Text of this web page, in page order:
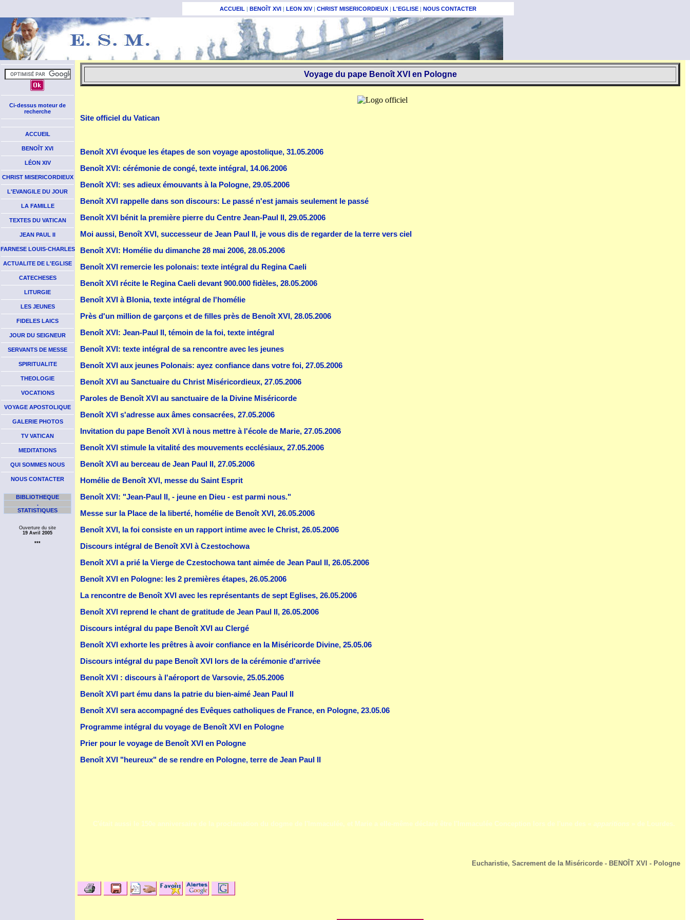
ACCUEIL | BENOÎT XVI | LEON XIV| CHRIST MISERICORDIEUX | L'EGLISE | NOUS CONTACTER
Ci-dessus moteur de
recherche
ACCUEIL
BENOÎT XVI
LÉON XIV
CHRIST MISERICORDIEUX
L'EVANGILE DU JOUR
LA FAMILLE
TEXTES DU VATICAN
JEAN PAUL II
FARNESE LOUIS-CHARLES
ACTUALITE DE L'EGLISE
CATECHESES
LITURGIE
LES JEUNES
FIDELES LAICS
JOUR DU SEIGNEUR
SERVANTS DE MESSE
SPIRITUALITE
THEOLOGIE
VOCATIONS
VOYAGE APOSTOLIQUE
GALERIE PHOTOS
TV VATICAN
MEDITATIONS
QUI SOMMES NOUS
NOUS CONTACTER
BIBLIOTHEQUE
.
STATISTIQUES
Ouverture du site
19 Avril 2005
***
Voyage du pape Benoît XVI en Pologne
Site officiel du Vatican
Benoît XVI évoque les étapes de son voyage apostolique, 31.05.2006
Benoît XVI: cérémonie de congé, texte intégral, 14.06.2006
Benoît XVI: ses adieux émouvants à la Pologne, 29.05.2006
Benoît XVI rappelle dans son discours: Le passé n'est jamais seulement le passé
Benoît XVI bénit la première pierre du Centre Jean-Paul II, 29.05.2006
Moi aussi, Benoît XVI, successeur de Jean Paul II, je vous dis de regarder de la terre vers ciel
Benoît XVI: Homélie du dimanche 28 mai 2006, 28.05.2006
Benoît XVI remercie les polonais: texte intégral du Regina Caeli
Benoît XVI récite le Regina Caeli devant 900.000 fidèles, 28.05.2006
Benoît XVI à Blonia, texte intégral de l'homélie
Près d'un million de garçons et de filles près de Benoît XVI, 28.05.2006
Benoît XVI: Jean-Paul II, témoin de la foi, texte intégral
Benoît XVI: texte intégral de sa rencontre avec les jeunes
Benoît XVI aux jeunes Polonais: ayez confiance dans votre foi, 27.05.2006
Benoît XVI au Sanctuaire du Christ Miséricordieux, 27.05.2006
Paroles de Benoît XVI au sanctuaire de la Divine Miséricorde
Benoît XVI s'adresse aux âmes consacrées, 27.05.2006
Invitation du pape Benoît XVI à nous mettre à l'école de Marie, 27.05.2006
Benoît XVI stimule la vitalité des mouvements ecclésiaux, 27.05.2006
Benoît XVI au berceau de Jean Paul II, 27.05.2006
Homélie de Benoît XVI, messe du Saint Esprit
Benoît XVI: "Jean-Paul II, - jeune en Dieu - est parmi nous."
Messe sur la Place de la liberté, homélie de Benoît XVI, 26.05.2006
Benoît XVI, la foi consiste en un rapport intime avec le Christ, 26.05.2006
Discours intégral de Benoît XVI à Czestochowa
Benoît XVI a prié la Vierge de Czestochowa tant aimée de Jean Paul II, 26.05.2006
Benoît XVI en Pologne: les 2 premières étapes, 26.05.2006
La rencontre de Benoît XVI avec les représentants de sept Eglises, 26.05.2006
Benoît XVI reprend le chant de gratitude de Jean Paul II, 26.05.2006
Discours intégral du pape Benoît XVI au Clergé
Benoît XVI exhorte les prêtres à avoir confiance en la Miséricorde Divine, 25.05.06
Discours intégral du pape Benoît XVI lors de la cérémonie d'arrivée
Benoît XVI : discours à l'aéroport de Varsovie, 25.05.2006
Benoît XVI part ému dans la patrie du bien-aimé Jean Paul II
Benoît XVI sera accompagné des Evêques catholiques de France, en Pologne, 23.05.06
Programme intégral du voyage de Benoît XVI en Pologne
Prier pour le voyage de Benoît XVI en Pologne
Benoît XVI "heureux" de se rendre en Pologne, terre de Jean Paul II
C'était aussi le 150e anniversaire de la proclamation du dogme de l'Immaculée, et Marie a elle-même déclaré être l'Immaculée Conception lors de l'une des « apparitions » de Lourdes.
Eucharistie, Sacrement de la Miséricorde - BENOÎT XVI - Pologne